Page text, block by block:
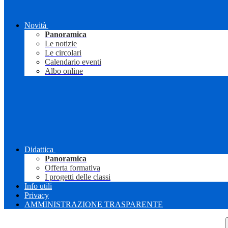
Novità
Panoramica
Le notizie
Le circolari
Calendario eventi
Albo online
Didattica
Panoramica
Offerta formativa
I progetti delle classi
Info utili
Privacy
AMMINISTRAZIONE TRASPARENTE